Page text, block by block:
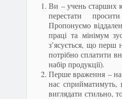
Ви – учень старших
перестати
Пропонуємо
праці та мінімум
з’ясується, що перш
потрібно сплатити
набір продукції).
Перше враження –
нас
виглядати стильно,